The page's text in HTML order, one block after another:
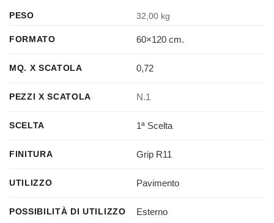
PESO 32,00 kg
FORMATO 60×120 cm.
MQ. X SCATOLA 0,72
PEZZI X SCATOLA N.1
SCELTA 1ª Scelta
FINITURA Grip R11
UTILIZZO Pavimento
POSSIBILITÀ DI UTILIZZO Esterno